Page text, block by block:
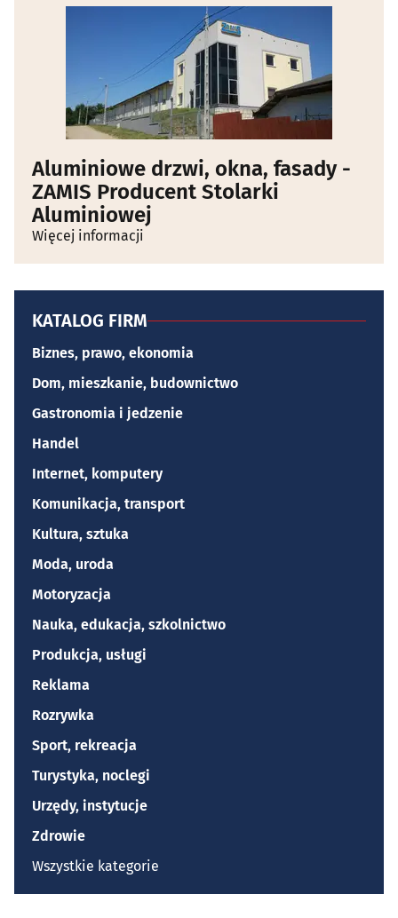
Aluminiowe drzwi, okna, fasady -
ZAMIS Producent Stolarki
Aluminiowej
Więcej informacji
KATALOG FIRM
Biznes, prawo, ekonomia
Dom, mieszkanie, budownictwo
Gastronomia i jedzenie
Handel
Internet, komputery
Komunikacja, transport
Kultura, sztuka
Moda, uroda
Motoryzacja
Nauka, edukacja, szkolnictwo
Produkcja, usługi
Reklama
Rozrywka
Sport, rekreacja
Turystyka, noclegi
Urzędy, instytucje
Zdrowie
Wszystkie kategorie